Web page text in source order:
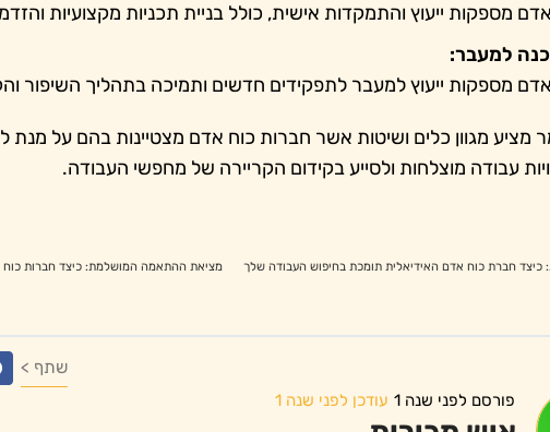
מספקות ייעוץ והתמקדות אישית, כולל בניית תכניות מקצועיות
למעבר:
מספקות ייעוץ למעבר לתפקידים חדשים ותמיכה בתהליך השיפור
מציע מגוון כלים ושיטות אשר חברות כוח אדם מצטיינות בהם על מנת
עבודה מוצלחות ולסייע בקידום הקריירה של מחפשי העבודה.
כיצד חברת כוח אדם האידיאלית תומכת בחיפוש העבודה שלך
שתף >
פורסם לפני שנה 1 עודכן לפני שנה 1